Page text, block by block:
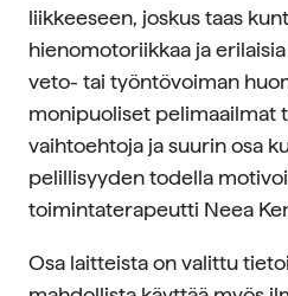
liikkeeseen, joskus taas
hienomotoriikkaa ja
veto- tai työntövoiman
monipuoliset pelimaailmat
vaihtoehtoja ja suurin osa
pelillisyyden todella
toimintaterapeutti Neea
Osa laitteista on valittu